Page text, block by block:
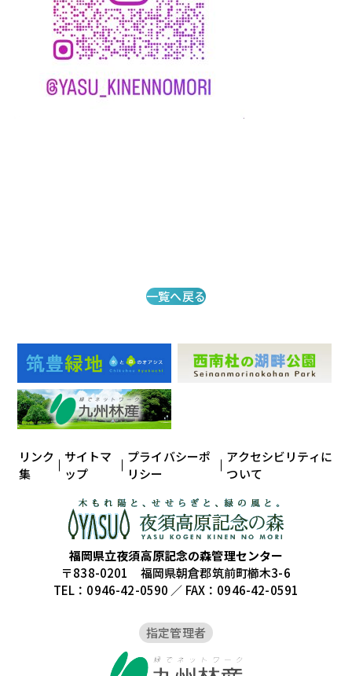
一覧へ戻る
リンク
集
サイトマ
ップ
プライバシーポ
リシー
アクセシビリティに
ついて
福岡県立夜須高原記念の森管理センター
〒838-0201 福岡県朝倉郡筑前町櫛木3-6
TEL：0946-42-0590 ／ FAX：0946-42-0591
指定管理者